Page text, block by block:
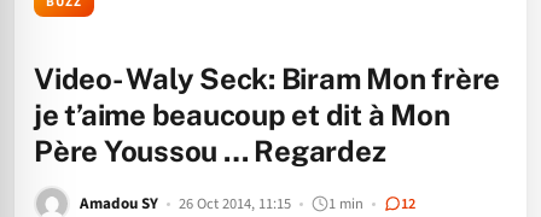
Video- Waly Seck: Biram Mon frère
je t’aime beaucoup et dit à Mon
Père Youssou … Regardez
Amadou SY 26 Oct 2014, 11:15 1 min 12